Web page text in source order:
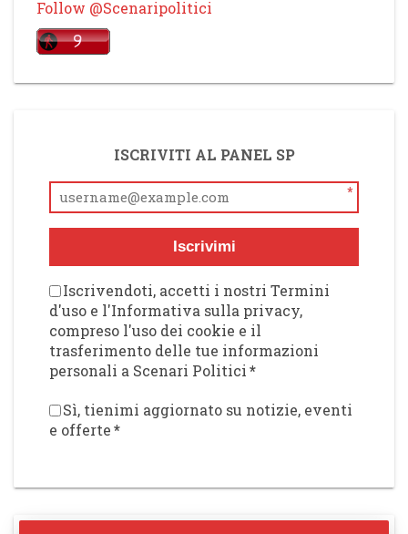
Follow @Scenaripolitici
ISCRIVITI AL PANEL SP
*
Iscrivimi
Iscrivendoti, accetti i nostri Termini
d'uso e l'Informativa sulla privacy,
compreso l'uso dei cookie e il
trasferimento delle tue informazioni
personali a Scenari Politici*
Sì, tienimi aggiornato su notizie, eventi
e offerte*